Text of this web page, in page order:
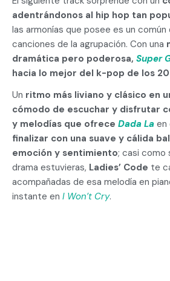
adentrándonos al hip hop tan
las armonías que posee es un común
canciones de la agrupación. Con una
dramática pero poderosa, Super
hacia lo mejor del k-pop de los
Un ritmo más liviano y clásico en
cómodo de escuchar y disfrutar
y melodías que ofrece Dada La en
finalizar con una suave y cálida
emoción y sentimiento; casi como
drama estuvieras, Ladies’ Code te
acompañadas de esa melodía en
instante en I Won’t Cry.